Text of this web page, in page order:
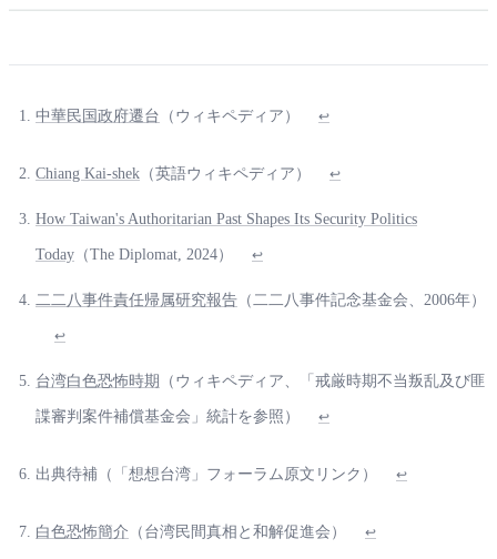
中華民国政府遷台 （ウィキペディア） ↩
Chiang Kai-shek （英語ウィキペディア） ↩
How Taiwan's Authoritarian Past Shapes Its Security Politics
Today （The Diplomat, 2024） ↩
二二八事件責任帰属研究報告 （二二八事件記念基金会、2006年）
↩
台湾白色恐怖時期 （ウィキペディア、「戒厳時期不当叛乱及び匪
諜審判案件補償基金会」統計を参照） ↩
出典待補（「想想台湾」フォーラム原文リンク） ↩
白色恐怖簡介 （台湾民間真相と和解促進会） ↩